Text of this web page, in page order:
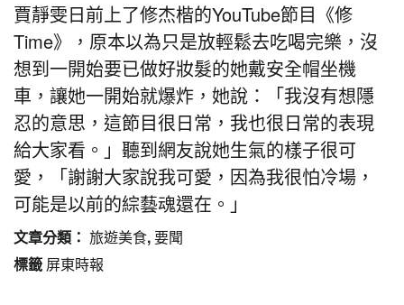
賈靜雯日前上了修杰楷的YouTube節目《修
Time》，原本以為只是放輕鬆去吃喝完樂，沒
想到一開始要已做好妝髮的她戴安全帽坐機
車，讓她一開始就爆炸，她說：「我沒有想隱
忍的意思，這節目很日常，我也很日常的表現
給大家看。」聽到網友說她生氣的樣子很可
愛，「謝謝大家說我可愛，因為我很怕冷場，
可能是以前的綜藝魂還在。」
文章分類： 旅遊美食,要聞
標籤 屏東時報